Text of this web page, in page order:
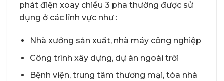
phát điện xoay chiều 3 pha thường được sử
dụng ở các lĩnh vực như :
Nhà xưởng sản xuất, nhà máy công nghiệp
Công trình xây dựng, dự án ngoài trời
Bệnh viện, trung tâm thương mại, tòa nhà